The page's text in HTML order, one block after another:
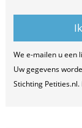
We e-mailen u een
Uw gegevens
Stichting